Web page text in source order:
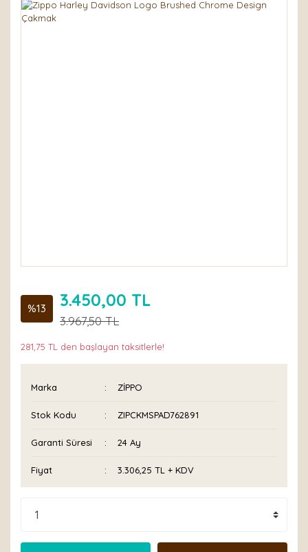
%13 3.450,00 TL
3.967,50 TL
281,75 TL den başlayan taksitlerle!
Marka ZİPPO
Stok Kodu ZIPCKMSPAD762891
Garanti Süresi 24 Ay
Fiyat 3.306,25 TL + KDV